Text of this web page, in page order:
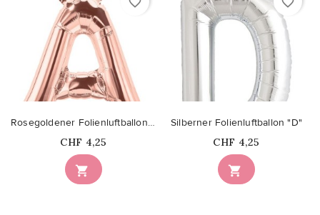

Rosegoldener Folienluftballon "A"
Price
CHF 4,25

Silberner Folienluftballon "D"
Price
CHF 4,25